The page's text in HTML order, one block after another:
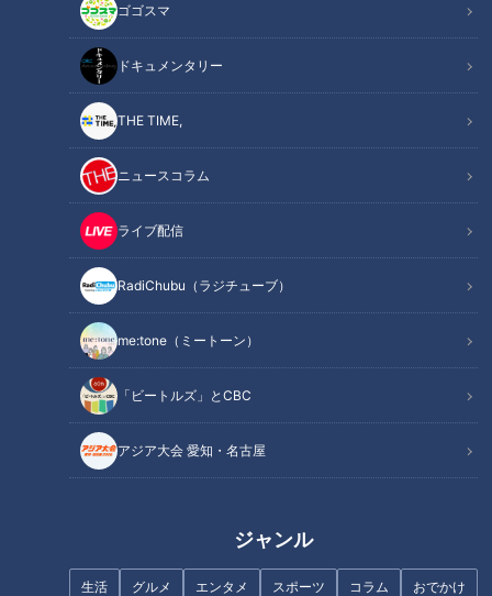
ゴゴスマ
ドキュメンタリー
THE TIME,
ニュースコラム
ライブ配信
RadiChubu（ラジチューブ）
me:tone（ミートーン）
「ビートルズ」とCBC
アジア大会 愛知・名古屋
ジャンル
生活 グルメ エンタメ スポーツ コラム おでかけ
対東投手の成績は？
28日からゴールデンウィークの9連戦。一日置いてバンテリン
ドームでジャイアンツとの3連戦です。28日からのベイスター
ズ戦では、初戦は金丸投手と東投手と予告されました。
加藤「去年も見た組み合わせだなあ」
中村「これはお金払ってでも見に行きたいですねえ」
宮部「普通払います（笑）」
去年のドラゴンズは東投手に0勝4敗。それどころか最後に東
投手に土をつけたのは2022年9月30日。立浪監督の初年度の9
中村「よくドラゴンズ戦に投げますね。わざと？」